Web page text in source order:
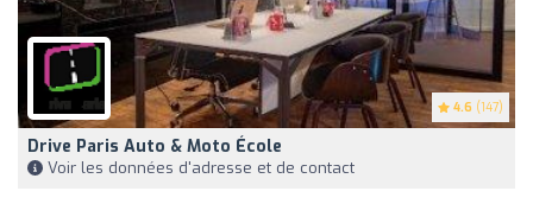
4.6 (147)
Drive Paris Auto & Moto École
Voir les données d'adresse et de contact